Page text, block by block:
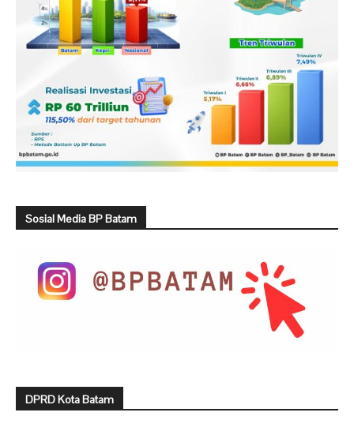
Sosial Media BP Batam
DPRD Kota Batam